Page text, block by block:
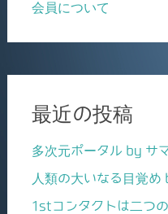
会員について
最近の投稿
多次元ポータル by サ
人類の大いなる目覚
1stコンタクトは二つ